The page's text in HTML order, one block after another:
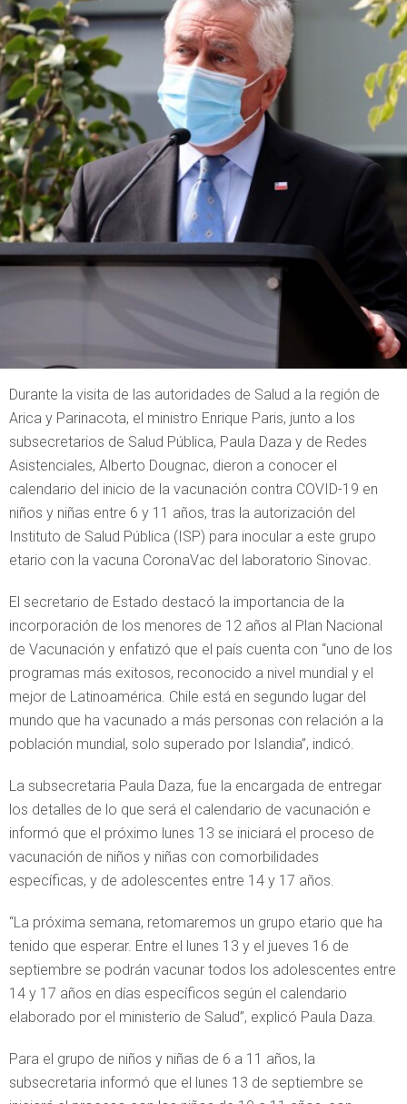
Durante la visita de las autoridades de Salud a la región de
Arica y Parinacota, el ministro Enrique Paris, junto a los
subsecretarios de Salud Pública, Paula Daza y de Redes
Asistenciales, Alberto Dougnac, dieron a conocer el
calendario del inicio de la vacunación contra COVID-19 en
niños y niñas entre 6 y 11 años, tras la autorización del
Instituto de Salud Pública (ISP) para inocular a este grupo
etario con la vacuna CoronaVac del laboratorio Sinovac.
El secretario de Estado destacó la importancia de la
incorporación de los menores de 12 años al Plan Nacional
de Vacunación y enfatizó que el país cuenta con “uno de los
programas más exitosos, reconocido a nivel mundial y el
mejor de Latinoamérica. Chile está en segundo lugar del
mundo que ha vacunado a más personas con relación a la
población mundial, solo superado por Islandia”, indicó.
La subsecretaria Paula Daza, fue la encargada de entregar
los detalles de lo que será el calendario de vacunación e
informó que el próximo lunes 13 se iniciará el proceso de
vacunación de niños y niñas con comorbilidades
específicas, y de adolescentes entre 14 y 17 años.
“La próxima semana, retomaremos un grupo etario que ha
tenido que esperar. Entre el lunes 13 y el jueves 16 de
septiembre se podrán vacunar todos los adolescentes entre
14 y 17 años en días específicos según el calendario
elaborado por el ministerio de Salud”, explicó Paula Daza.
Para el grupo de niños y niñas de 6 a 11 años, la
subsecretaria informó que el lunes 13 de septiembre se